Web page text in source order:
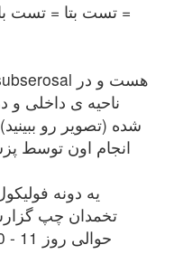
ناحیه ی داخلی
شده (تصویر رو
انجام اون توسط
تخمدان چپ